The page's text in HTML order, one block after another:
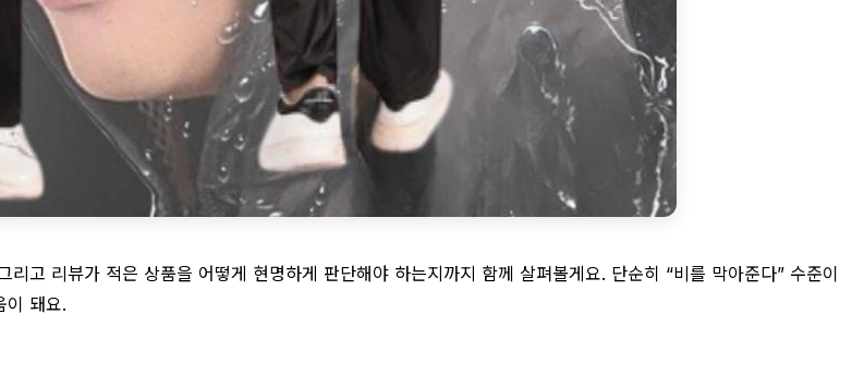
고 리뷰가 적은 상품을 어떻게 현명하게 판단해야 하는지까지 함께 살펴볼게요. 단순히 “비를 막아준다” 수준이
이 돼요.